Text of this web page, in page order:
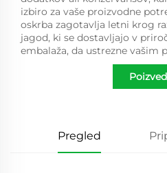
izbiro za vaše proizvodne
oskrba zagotavlja letni krog
jagod, ki se dostavljajo v
embalaža, da ustrezne vašim
Pregled